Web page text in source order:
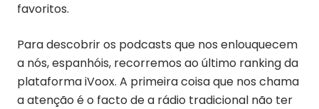
favoritos.
Para descobrir os podcasts que nos enlouquecem
a nós, espanhóis, recorremos ao último ranking da
plataforma iVoox. A primeira coisa que nos chama
a atenção é o facto de a rádio tradicional não ter